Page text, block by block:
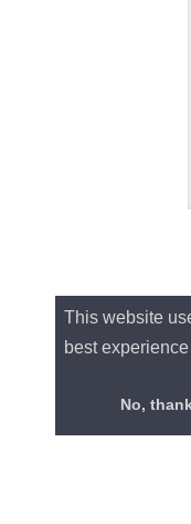
This website
best
No,